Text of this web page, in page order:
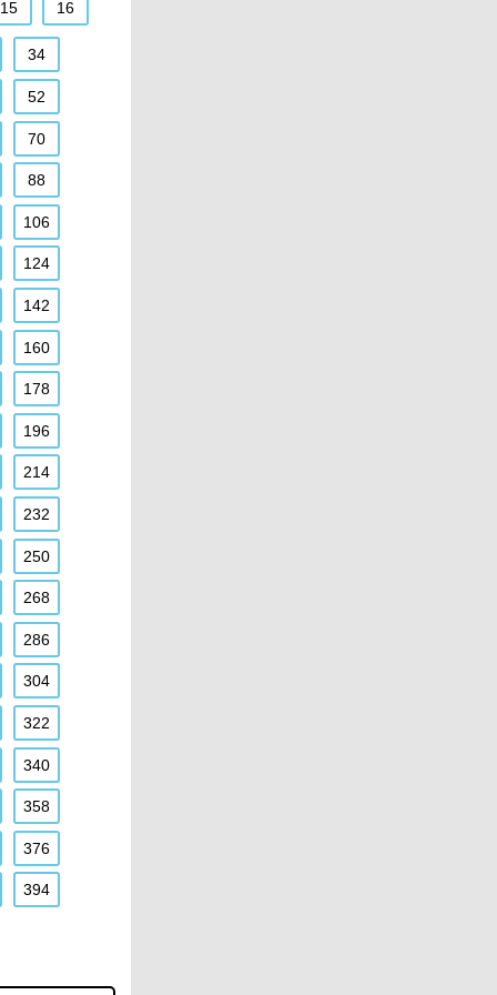
15 16
34
52
70
88
106
124
142
160
178
196
214
232
250
268
286
304
322
340
358
376
394